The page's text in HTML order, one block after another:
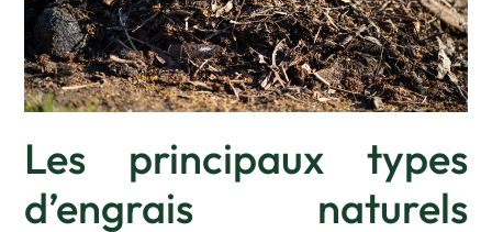
Les principaux types
d’engrais naturels